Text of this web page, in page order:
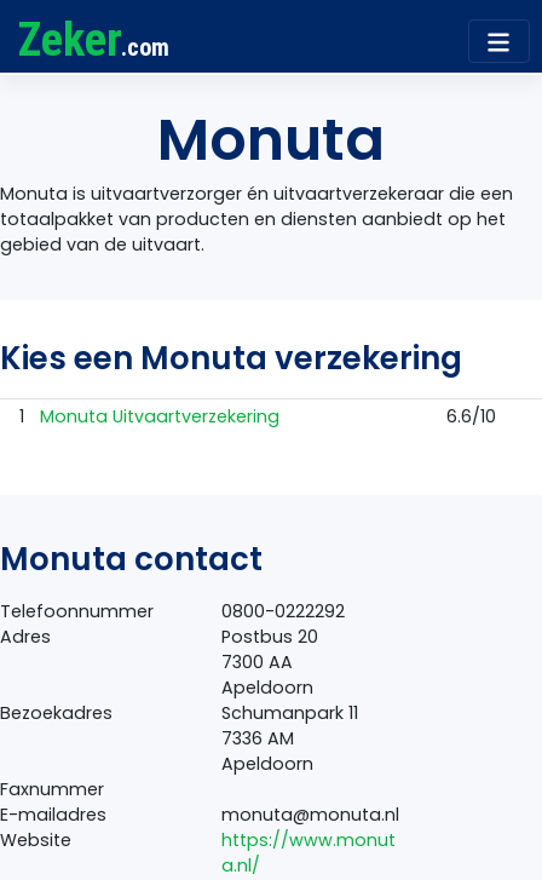
Zeker.com
Monuta
Monuta is uitvaartverzorger én uitvaartverzekeraar die een
totaalpakket van producten en diensten aanbiedt op het
gebied van de uitvaart.
Kies een Monuta verzekering
1 Monuta Uitvaartverzekering 6.6/10
Monuta contact
Telefoonnummer
0800-0222292
Adres
Postbus 20
7300 AA
Apeldoorn
Bezoekadres
Schumanpark 11
7336 AM
Apeldoorn
Faxnummer
E-mailadres
monuta@monuta.nl
Website
https://www.monut
a.nl/